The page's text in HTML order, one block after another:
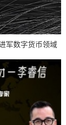
军数字货币领域